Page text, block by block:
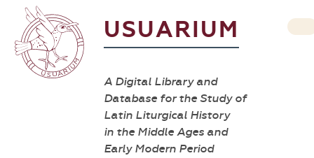
USUARIUM
A Digital Library and
Database for the Study of
Latin Liturgical History
in the Middle Ages and
Early Modern Period